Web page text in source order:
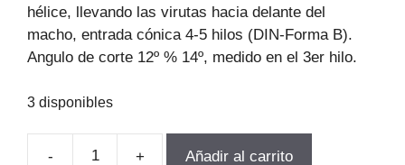
hélice, llevando las virutas hacia delante del
macho, entrada cónica 4-5 hilos (DIN-Forma B).
Angulo de corte 12º % 14º, medido en el 3er hilo.
3 disponibles
- + Añadir al carrito